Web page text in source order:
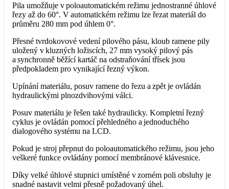
Pila umožňuje v poloautomatickém režimu jednostranné úhlové
řezy až do 60°. V automatickém režimu lze řezat materiál do
průměru 280 mm pod úhlem 0°.
Přesné tvrdokovové vedení pilového pásu, kloub ramene pily
uložený v kluzných ložiscích, 27 mm vysoký pilový pás
a synchronně běžící kartáč na odstraňování třísek jsou
předpokladem pro vynikající řezný výkon.
Upínání materiálu, posuv ramene do řezu a zpět je ovládán
hydraulickými plnozdvihovými válci.
Posuv materiálu je řešen také hydraulicky. Kompletní řezný
cyklus je ovládán pomocí přehledného a jednoduchého
dialogového systému na LCD.
Pokud je stroj přepnut do poloautomatického režimu, jsou jeho
veškeré funkce ovládány pomocí membránové klávesnice.
Díky velké úhlové stupnici umístěné v zorném poli obsluhy je
snadné nastavit velmi přesně požadovaný úhel.